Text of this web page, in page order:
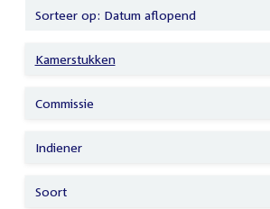
Sorteer op: Datum aflopend
Kamerstukken
Commissie
Indiener
Soort